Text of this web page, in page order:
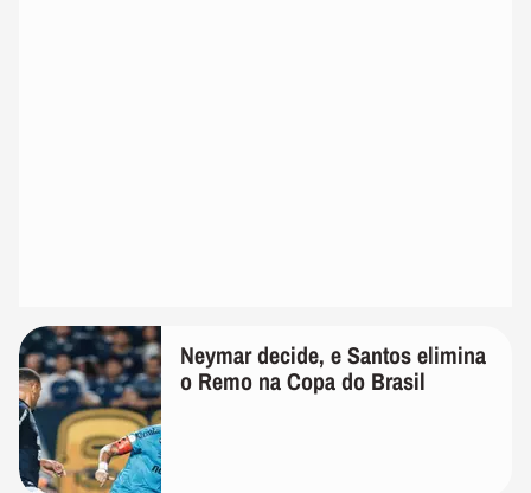
Neymar decide, e Santos elimina
o Remo na Copa do Brasil